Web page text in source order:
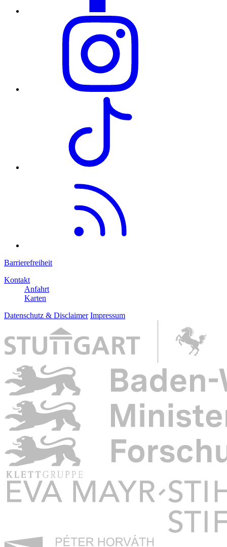
Barrierefreiheit
Kontakt
Anfahrt
Karten
Datenschutz & Disclaimer Impressum